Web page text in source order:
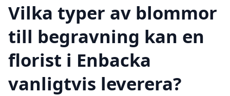
Vilka typer av blommor
till begravning kan en
florist i Enbacka
vanligtvis leverera?